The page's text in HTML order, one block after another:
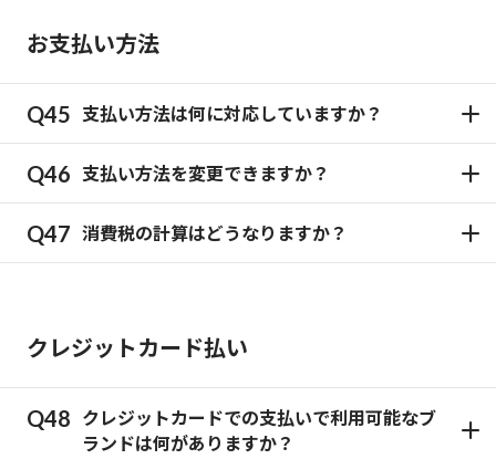
お支払い方法
支払い方法は何に対応していますか？
支払い方法を変更できますか？
消費税の計算はどうなりますか？
クレジットカード払い
クレジットカードでの支払いで利用可能なブ
ランドは何がありますか？